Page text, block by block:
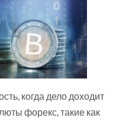
когда дело доходит
форекс, такие как